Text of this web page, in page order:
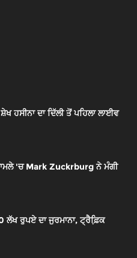
ਹਸੀਨਾ ਦਾ ਦਿੱਲੀ ਤੋਂ ਪਹਿਲਾ ਲਾਈਵ
'ਚ Mark Zuckrburg ਨੇ ਮੰਗੀ
ਲੱਖ ਰੁਪਏ ਦਾ ਜੁਰਮਾਨਾ, ਟ੍ਰੈਫ਼ਿ਼ਕ